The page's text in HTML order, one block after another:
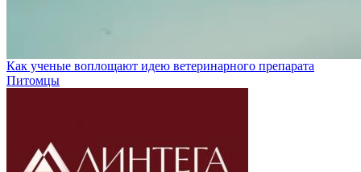
Как ученые воплощают идею ветеринарного препарата
Питомцы